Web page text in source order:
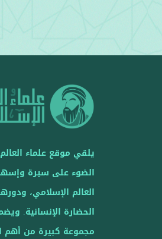
يلقي موقع علماء
الضوء على سيرة
العالم الإسلامي،
الحضارة الإنسانية.
مجموعة كبيرة من أهم